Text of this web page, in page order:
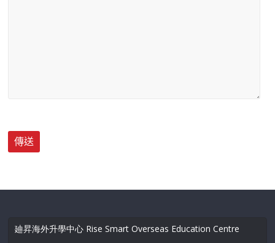
廸昇海外升學中心 Rise Smart Overseas Education Centre